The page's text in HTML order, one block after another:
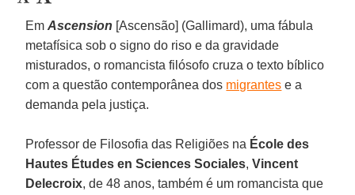
EmAscension [Ascensão] (Gallimard), uma fábula
metafísica sob o signo do riso e da gravidade
misturados, o romancista filósofo cruza o texto bíblico
com a questão contemporânea dos migrantes e a
demanda pela justiça.
Professor de Filosofia das Religiões na École des
Hautes Études en Sciences Sociales, Vincent
Delecroix, de 48 anos, também é um romancista que